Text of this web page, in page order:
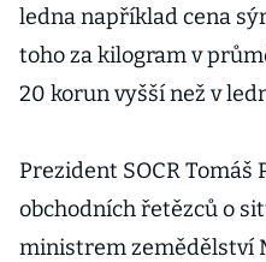
ledna například cena
toho za kilogram v
20 korun vyšší než v
Prezident SOCR Tomáš
obchodních řetězců o
ministrem zemědělství